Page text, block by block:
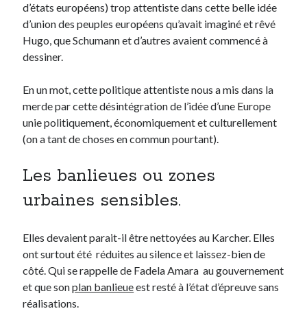
d’états européens) trop attentiste dans cette belle idée
d’union des peuples européens qu’avait imaginé et rêvé
Hugo, que Schumann et d’autres avaient commencé à
dessiner.
En un mot, cette politique attentiste nous a mis dans la
merde par cette désintégration de l’idée d’une Europe
unie politiquement, économiquement et culturellement
(on a tant de choses en commun pourtant).
Les banlieues ou zones
urbaines sensibles.
Elles devaient parait-il être nettoyées au Karcher. Elles
ont surtout été réduites au silence et laissez-bien de
côté. Qui se rappelle de Fadela Amara au gouvernement
et que sonplan banlieueest resté à l’état d’épreuve sans
réalisations.